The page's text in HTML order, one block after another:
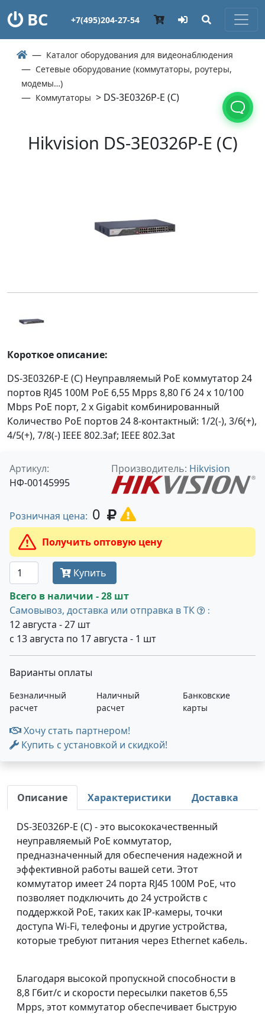
ВС +7(495)204-27-54
Каталог оборудования для видеонаблюдения
Сетевые оборудование (коммутаторы, роутеры,
модемы…)
Коммутаторы > DS-3E0326P-E (С)
Hikvision DS-3E0326P-E (С)
Короткое описание:
DS-3E0326P-E (С) Неуправляемый PoE коммутатор 24
портов RJ45 100M PoE 6,55 Mpps 8,80 Гб 24 x 10/100
Mbps PoE порт, 2 x Gigabit комбинированный
Количество PoE портов 24 8-контактный: 1/2(-), 3/6(+),
4/5(+), 7/8(-) IEEE 802.3af; IEEE 802.3at
Артикул:
НФ-00145995
Производитель: Hikvision
Розничная цена: 0
Получить оптовую цену
Купить
Всего в наличии - 28 шт
Самовывоз, доставка или отправка в ТК
:
12 августа - 27 шт
с 13 августа по 17 августа - 1 шт
Варианты оплаты
Безналичный
расчет
Наличный
расчет
Банковские
карты
Хочу стать партнером!
Купить с установкой и скидкой!
Описание Характеристики Доставка
DS-3E0326P-E (С) - это высококачественный
неуправляемый PoE коммутатор,
предназначенный для обеспечения надежной и
эффективной работы вашей сети. Этот
коммутатор имеет 24 порта RJ45 100M PoE, что
позволяет подключить до 24 устройств с
поддержкой PoE, таких как IP-камеры, точки
доступа Wi-Fi, телефоны и другие устройства,
которые требуют питания через Ethernet кабель.
Благодаря высокой пропускной способности в
8,8 Гбит/с и скорости пересылки пакетов 6,55
Mpps, этот коммутатор обеспечивает быструю